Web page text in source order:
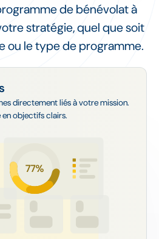
de bénévolat à
stratégie, quel que soit
ou le type de programme.
directement liés à votre mission.
objectifs clairs.